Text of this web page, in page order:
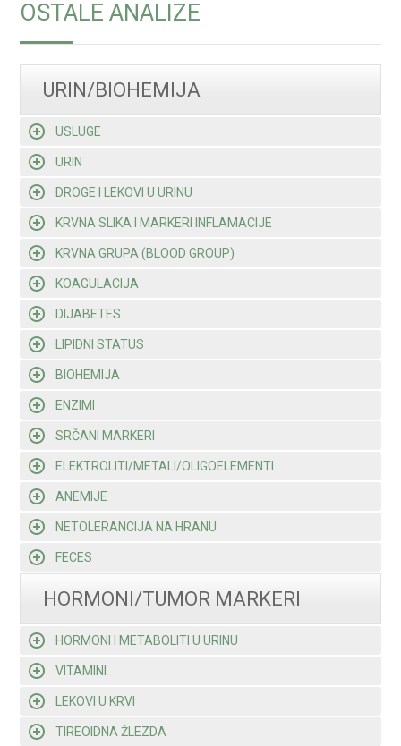
OSTALE ANALIZE
URIN/BIOHEMIJA
USLUGE
URIN
DROGE I LEKOVI U URINU
KRVNA SLIKA I MARKERI INFLAMACIJE
KRVNA GRUPA (BLOOD GROUP)
KOAGULACIJA
DIJABETES
LIPIDNI STATUS
BIOHEMIJA
ENZIMI
SRČANI MARKERI
ELEKTROLITI/METALI/OLIGOELEMENTI
ANEMIJE
NETOLERANCIJA NA HRANU
FECES
HORMONI/TUMOR MARKERI
HORMONI I METABOLITI U URINU
VITAMINI
LEKOVI U KRVI
TIREOIDNA ŽLEZDA